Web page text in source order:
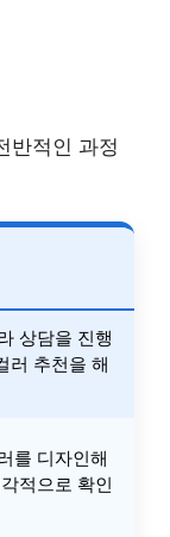
반적인 과정
상담을 진행
러 추천을 해
를 디자인해
적으로 확인